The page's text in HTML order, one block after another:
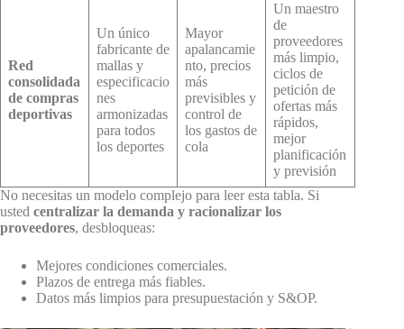
Red
consolidada
de compras
deportivas
Un único
fabricante de
mallas y
especificacio
nes
armonizadas
para todos
los deportes
Mayor
apalancamie
nto, precios
más
previsibles y
control de
los gastos de
cola
Un maestro
de
proveedores
más limpio,
ciclos de
petición de
ofertas más
rápidos,
mejor
planificación
y previsión
No necesitas un modelo complejo para leer esta tabla. Si
usted centralizar la demanda y racionalizar los
proveedores, desbloqueas:
Mejores condiciones comerciales.
Plazos de entrega más fiables.
Datos más limpios para presupuestación y S&OP.